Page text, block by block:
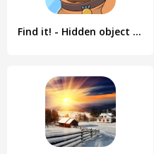
Find it! - Hidden object game